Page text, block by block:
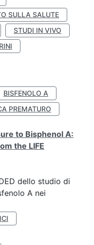
SULLA SALUTE
STUDI IN VIVO
BISFENOLO A
PREMATURO
to Bisphenol A:
the LIFE
dello studio di
A nei